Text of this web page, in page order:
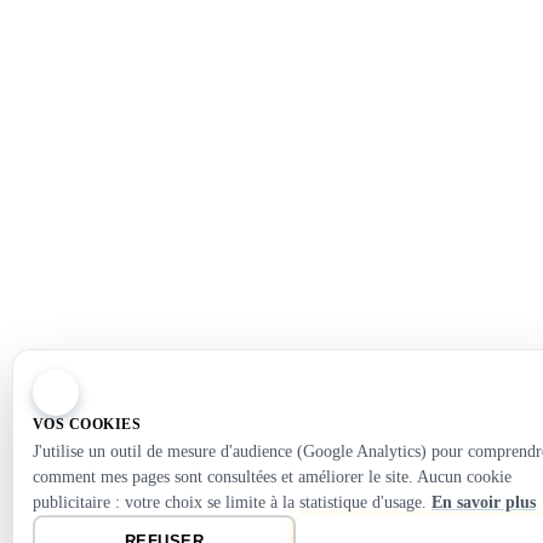
WHATSAPP
Discussion immédiate
ENVOYER UN MESSAGE
VOS COOKIES
J'utilise un outil de mesure d'audience (Google Analytics) pour
comment mes pages sont consultées et améliorer le site. Aucun cookie
publicitaire : votre choix se limite à la statistique d'usage. En savoir plus